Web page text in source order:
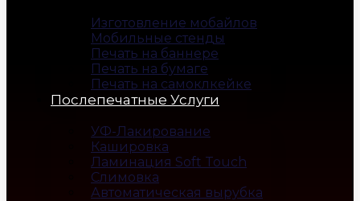
Изготовление мобайлов
Мобильные стенды
Печать на баннере
Печать на бумаге
Печать на самоклкейке
Послепечатные Услуги
УФ-Лакирование
Кашировка
Ламинация Soft Touch
Слимовка
Автоматическая вырубка